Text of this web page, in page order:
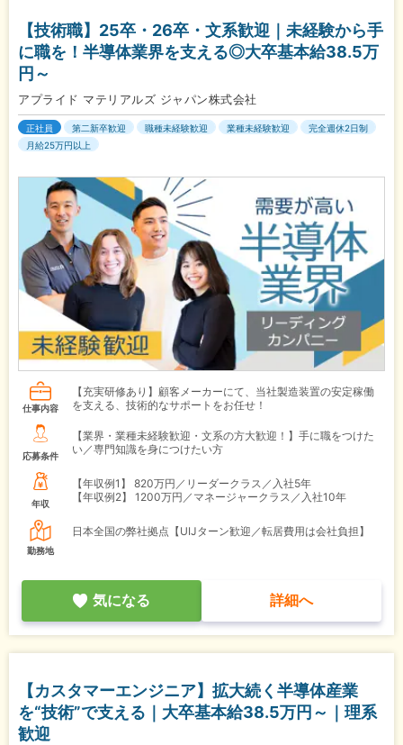
【技術職】25卒・26卒・文系歓迎｜未経験から手
に職を！半導体業界を支える◎大卒基本給38.5万
円～
アプライド マテリアルズ ジャパン株式会社
正社員 第二新卒歓迎 職種未経験歓迎 業種未経験歓迎
完全週休2日制
月給25万円以上
仕事内容
【充実研修あり】顧客メーカーにて、当社製造装置の安定稼働
を支える、技術的なサポートをお任せ！
応募条件
【業界・業種未経験歓迎・文系の方大歓迎！】手に職をつけた
い／専門知識を身につけたい方
年収
【年収例1】
820万円／リーダークラス／入社5年
【年収例2】
1200万円／マネージャークラス／入社10年
勤務地
日本全国の弊社拠点【UIJターン歓迎／転居費用は会社負担】
気になる 詳細へ
【カスタマーエンジニア】拡大続く半導体産業
を“技術”で支える｜大卒基本給38.5万円～｜理系
歓迎